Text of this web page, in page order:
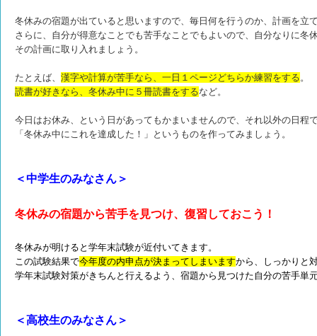
冬休みの宿題が出ていると思いますので、毎日何を行うのか、計画を立
さらに、自分が得意なことでも苦手なことでもよいので、自分なりに冬
その計画に取り入れましょう。
たとえば、 漢字や計算が苦手なら、一日１ページどちらか練習をする。
読書が好きなら、冬休み中に５冊読書をするなど。
今日はお休み、という日があってもかまいませんので、それ以外の日程
「冬休み中にこれを達成した！」というものを作ってみましょう。
＜中学生のみなさん＞
冬休みの宿題から苦手を見つけ、復習しておこう！
冬休みが明けると学年末試験が近付いてきます。
この試験結果で今年度の内申点が決まってしまいますから、しっかりと
学年末試験対策がきちんと行えるよう、宿題から見つけた自分の苦手単
＜高校生のみなさん＞